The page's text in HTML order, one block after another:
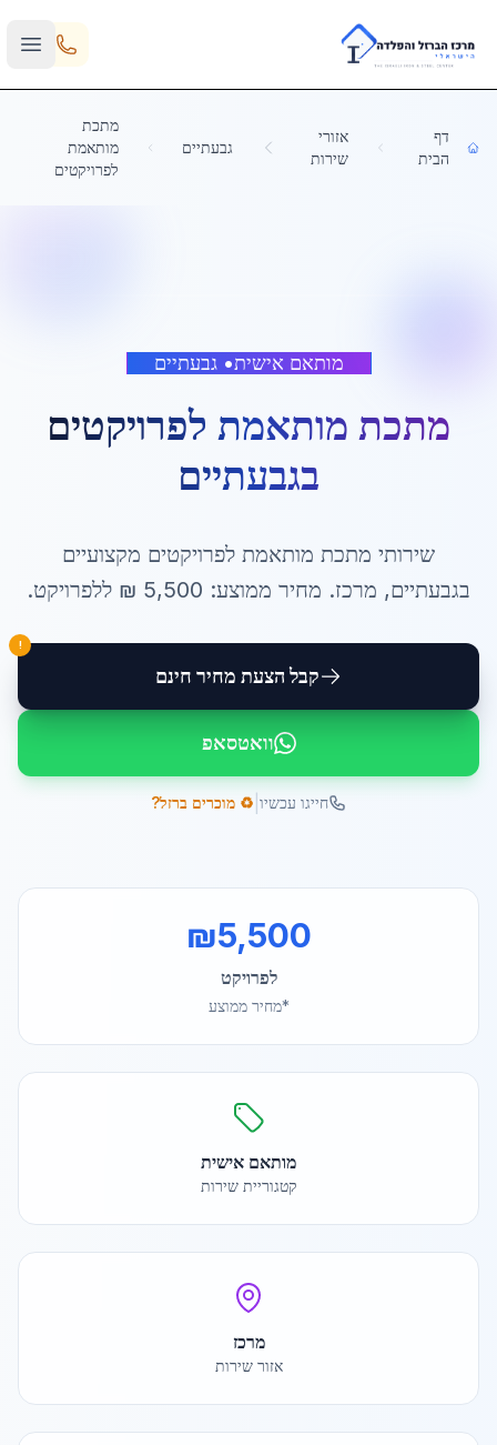
Skip to main content
דף
הבית
אזורי
שירות
גבעתיים
מתכת
מותאמת
לפרויקטים
מותאם אישית•גבעתיים
מתכת מותאמת לפרויקטים
בגבעתיים
שירותי מתכת מותאמת לפרויקטים מקצועיים
בגבעתיים, מרכז. מחיר ממוצע: 5,500 ₪ ללפרויקט.
קבל הצעת מחיר חינם
!
וואטסאפ
חייגו עכשיו ♻️ מוכרים ברזל?
₪5,500
לפרויקט
*מחיר ממוצע
מותאם אישית
קטגוריית שירות
מרכז
אזור שירות